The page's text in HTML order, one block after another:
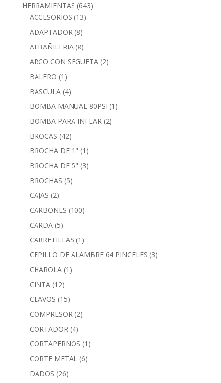
HERRAMIENTAS (643)
ACCESORIOS (13)
ADAPTADOR (8)
ALBAÑILERIA (8)
ARCO CON SEGUETA (2)
BALERO (1)
BASCULA (4)
BOMBA MANUAL 80PSI (1)
BOMBA PARA INFLAR (2)
BROCAS (42)
BROCHA DE 1" (1)
BROCHA DE 5" (3)
BROCHAS (5)
CAJAS (2)
CARBONES (100)
CARDA (5)
CARRETILLAS (1)
CEPILLO DE ALAMBRE 64 PINCELES (3)
CHAROLA (1)
CINTA (12)
CLAVOS (15)
COMPRESOR (2)
CORTADOR (4)
CORTAPERNOS (1)
CORTE METAL (6)
DADOS (26)